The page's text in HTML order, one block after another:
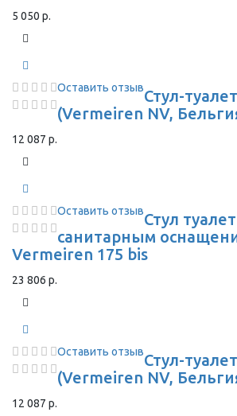
5 050 р.
Оставить отзывСтул-
(Vermeiren NV,
12 087 р.
Оставить отзывСтул
санитарным
Vermeiren 175 bis
23 806 р.
Оставить отзывСтул-
(Vermeiren NV,
12 087 р.